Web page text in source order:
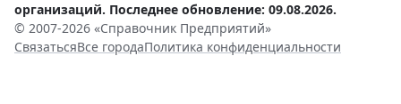
организаций. Последнее обновление: 09.08.2026.
© 2007-2026 «Справочник Предприятий»
СвязатьсяВсе городаПолитика конфиденциальности